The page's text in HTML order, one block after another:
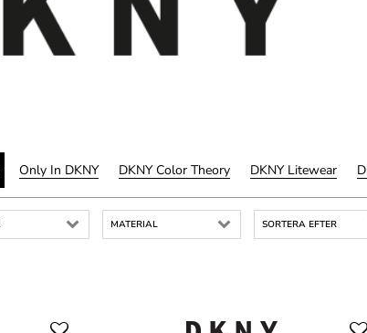
Only In DKNY DKNY Color Theory DKNY Litewear
MATERIAL SORTERA EFTER